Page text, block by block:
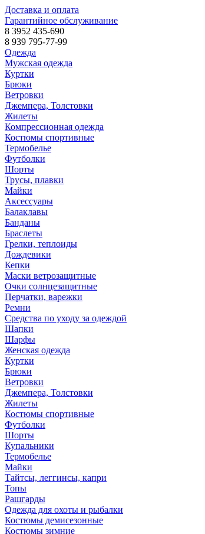
Доставка и оплата
Гарантийное обслуживание
8 3952 435-690
8 939 795-77-99
Одежда
Мужская одежда
Куртки
Брюки
Ветровки
Джемпера, Толстовки
Жилеты
Компрессионная одежда
Костюмы спортивные
Термобелье
Футболки
Шорты
Трусы, плавки
Майки
Аксессуары
Балаклавы
Банданы
Браслеты
Грелки, теплоиды
Дождевики
Кепки
Маски ветрозащитные
Очки солнцезащитные
Перчатки, варежки
Ремни
Средства по уходу за одеждой
Шапки
Шарфы
Женская одежда
Куртки
Брюки
Ветровки
Джемпера, Толстовки
Жилеты
Костюмы спортивные
Футболки
Шорты
Купальники
Термобелье
Майки
Тайтсы, леггинсы, капри
Топы
Рашгарды
Одежда для охоты и рыбалки
Костюмы демисезонные
Костюмы зимние